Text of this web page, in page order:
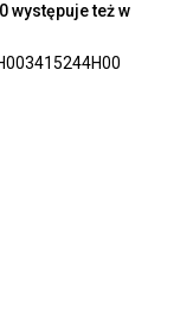
występuje też w
3415244H00